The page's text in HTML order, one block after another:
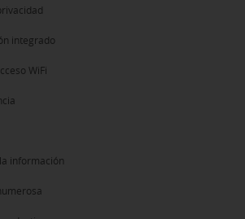
integrado
WiFi
información